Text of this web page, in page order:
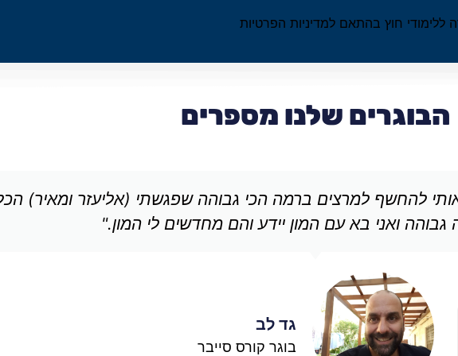
חוץ בהתאם למדיניות הפרטיות
הבוגרים שלנו מספרים
להחשף למרצים ברמה הכי גבוהה שפגשתי (אליעזר ומאיר)
ואני בא עם המון יידע והם מחדשים לי המון."
גד לב
בוגר קורס סייבר